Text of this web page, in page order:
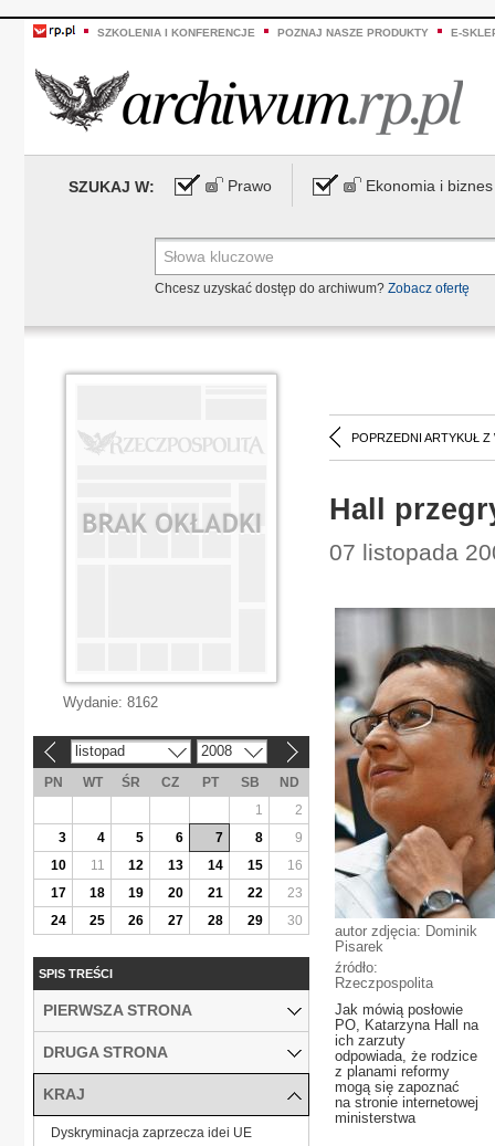
SZKOLENIA I KONFERENCJE POZNAJ NASZE PRODUKTY E-
SZUKAJ W: Prawo Ekonomia i biznes
Chcesz uzyskać dostęp do archiwum? Zobacz ofertę
POPRZEDNI ARTYKUŁ Z
Hall
07 listopada
autor zdjęcia: Dominik
Pisarek
źródło:
Rzeczpospolita
Jak mówią posłowie
PO, Katarzyna Hall na
ich zarzuty
odpowiada, że rodzice
z planami reformy
mogą się zapoznać
na stronie internetowej
ministerstwa
Wydanie: 8162
listopad 2008
PN WT ŚR CZ PT SB
ND
1
2
3
4 5 6 7 8
9
10
11 12 13 14 15
16
17
18 19 20 21 22
23
24
25 26 27 28 29 30
SPIS TREŚCI
PIERWSZA STRONA
DRUGA STRONA
KRAJ
Dyskryminacja zaprzecza idei UE